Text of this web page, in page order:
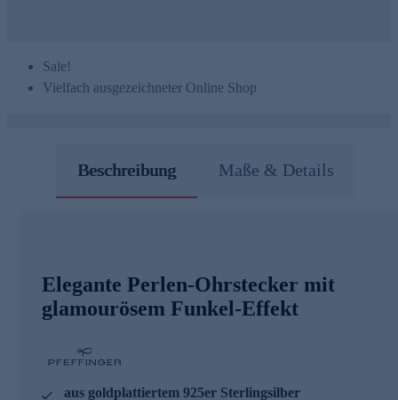
Sale!
Vielfach ausgezeichneter Online Shop
Beschreibung Maße & Details
Elegante Perlen-Ohrstecker mit
glamourösem Funkel-Effekt
aus goldplattiertem 925er Sterlingsilber